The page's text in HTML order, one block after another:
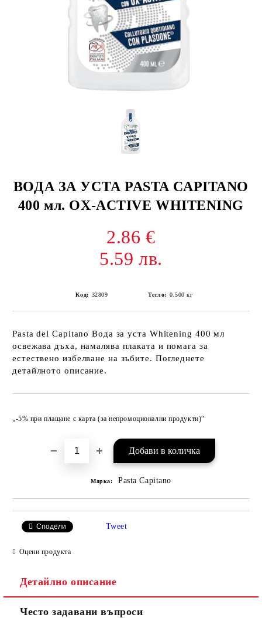
ВОДА ЗА УСТА PASTA CAPITANO
400 мл. OX-ACTIVE WHITENING
2.86 €
5.59 лв.
Код: 32809 Тегло: 0.500 кг
Pasta del Capitano Вода за уста Whitening 400 мл
освежава дъха, намалява плаката и помага за
естествено избелване на зъбите. Погледнете
детайлното описание.
„-5% при плащане с карта (за непромоционални продукти)“
Марка: Pasta Capitano
Сподели Tweet
Оцени продукта
Детайлно описание
Често задавани въпроси